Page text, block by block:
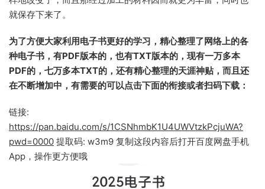
就保存下来了。
为了方便大家利用电子书更好的学习，精心整理了网络上的各
种电子书，有PDF版本的，也有TXT版本的，现有一万多本
PDF的，七万多本TXT的，还有精心整理的天涯神贴，而且还
在不断增加中，有需要的可以点击下面的衔接或者扫码下载：
链接:
https://pan.baidu.com/s/1CSNhmbK1U4UWVtzkPcjuWA?
pwd=0000 提取码: w3m9 复制这段内容后打开百度网盘手机
App，操作更方便哦